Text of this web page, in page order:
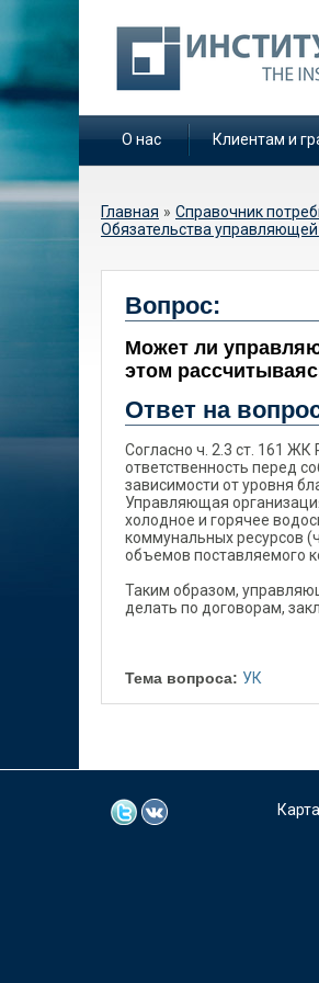
О нас Клиентам и
Вы здесь
Главная » Справочник
Обязательства
Может ли
Вопрос:
Может ли
этом
Ответ на
Согласно ч. 2.3 ст. 161
ответственность перед
зависимости от уровня
Управляющая
холодное и горячее
коммунальных ресурсов
объемов поставляемого
Таким образом,
делать по договорам,
Тема вопроса: УК